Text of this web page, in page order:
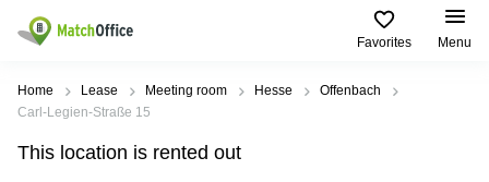
Favorites Menu
Rent & Let
Type of
premises
Popular
сities
Popular
searches
Find
us
Help
Home Lease Meeting room Hesse
Offenbach
Carl-Legien-Straße 15
This location is rented out